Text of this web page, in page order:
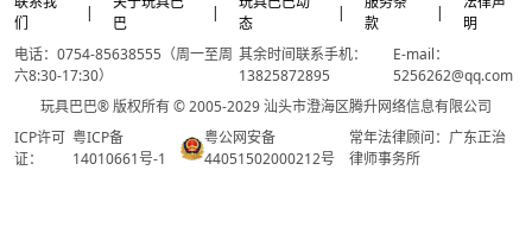
们
|
巴
|
态
|
款
|
明
电话：0754-85638555（周一至周
六8:30-17:30）
其余时间联系手机：
13825872895
E-mail：
5256262@qq.com
玩具巴巴® 版权所有 © 2005-2029 汕头市澄海区腾升网络信息有限公司
ICP许可
证：
粤ICP备
14010661号-1
粤公网安备
44051502000212号
常年法律顾问：广东正治
律师事务所